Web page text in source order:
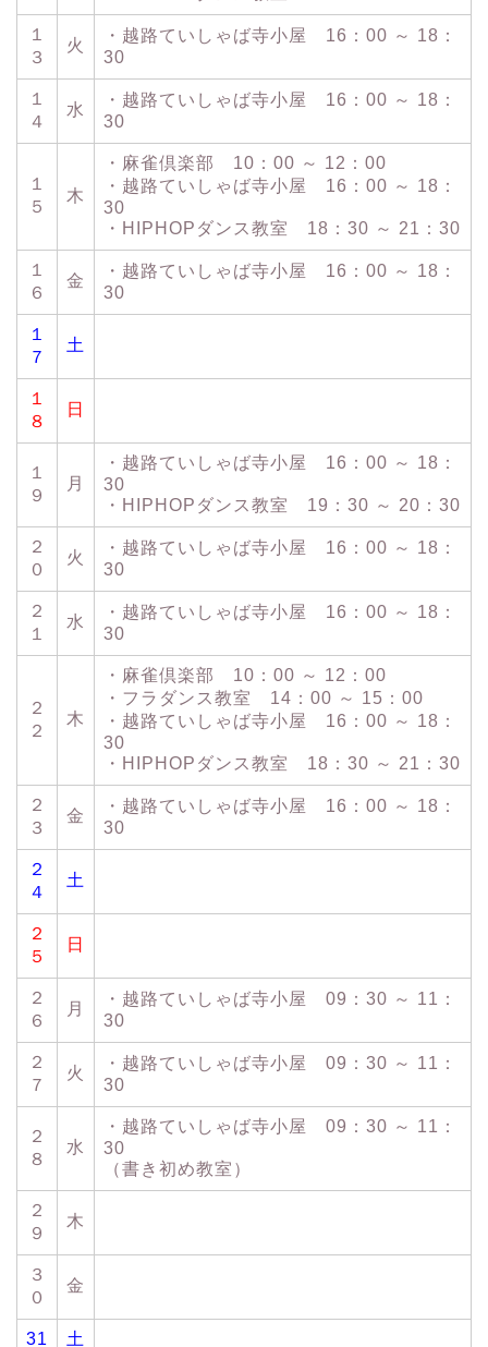
１
３
火
・越路ていしゃば寺小屋 16：00 ～ 18：
30
１
４
水
・越路ていしゃば寺小屋 16：00 ～ 18：
30
１
５
木
・麻雀倶楽部 10：00 ～ 12：00
・越路ていしゃば寺小屋 16：00 ～ 18：
30
・HIPHOPダンス教室 18：30 ～ 21：30
１
６
金
・越路ていしゃば寺小屋 16：00 ～ 18：
30
１
７
土
１
８
日
１
９
月
・越路ていしゃば寺小屋 16：00 ～ 18：
30
・HIPHOPダンス教室 19：30 ～ 20：30
２
０
火
・越路ていしゃば寺小屋 16：00 ～ 18：
30
２
１
水
・越路ていしゃば寺小屋 16：00 ～ 18：
30
２
２
木
・麻雀倶楽部 10：00 ～ 12：00
・フラダンス教室 14：00 ～ 15：00
・越路ていしゃば寺小屋 16：00 ～ 18：
30
・HIPHOPダンス教室 18：30 ～ 21：30
２
３
金
・越路ていしゃば寺小屋 16：00 ～ 18：
30
２
４
土
２
５
日
２
６
月
・越路ていしゃば寺小屋 09：30 ～ 11：
30
２
７
火
・越路ていしゃば寺小屋 09：30 ～ 11：
30
２
８
水
・越路ていしゃば寺小屋 09：30 ～ 11：
30
（書き初め教室）
２
９
木
３
０
金
31 土